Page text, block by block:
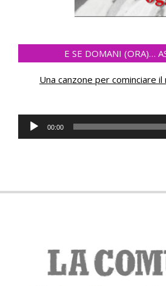
E SE DOMANI (ORA)…
Una canzone per cominciare
Audio
Player
00:00